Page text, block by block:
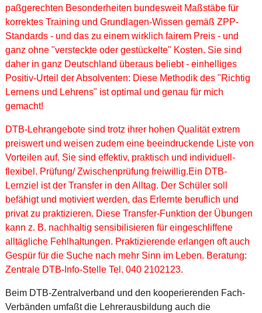
paßgerechten Besonderheiten bundesweit Maßstäbe für
korrektes Training und Grundlagen-Wissen gemäß ZPP-
Standards - und das zu einem wirklich fairem Preis - und
ganz ohne "versteckte oder gestückelte" Kosten. Sie sind
daher in ganz Deutschland überaus beliebt - einhelliges
Positiv-Urteil der Absolventen: Diese Methodik des "Richtig
Lernens und Lehrens" ist optimal und genau für mich
gemacht!
DTB-Lehrangebote sind trotz ihrer hohen Qualität extrem
preiswert und weisen zudem eine beeindruckende Liste von
Vorteilen auf. Sie sind effektiv, praktisch und individuell-
flexibel. Prüfung/ Zwischenprüfung freiwillig.Ein DTB-
Lernziel ist der Transfer in den Alltag. Der Schüler soll
befähigt und motiviert werden, das Erlernte beruflich und
privat zu praktizieren. Diese Transfer-Funktion der Übungen
kann z. B. nachhaltig sensibilisieren für eingeschliffene
alltägliche Fehlhaltungen. Praktizierende erlangen oft auch
Gespür für die Suche nach mehr Sinn im Leben. Beratung:
Zentrale DTB-Info-Stelle Tel. 040 2102123.
Beim DTB-Zentralverband und den kooperierenden Fach-
Verbänden umfaßt die Lehrerausbildung auch die